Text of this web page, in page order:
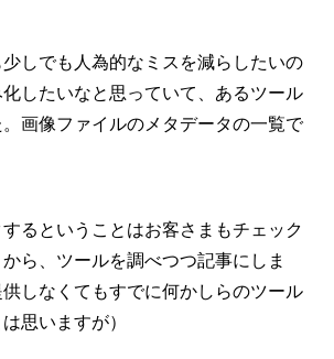
しでも人為的なミスを減らしたいの
したいなと思っていて、あるツール
画像ファイルのメタデータの一覧で
るということはお客さまもチェック
ら、ツールを調べつつ記事にしま
しなくてもすでに何かしらのツール
思いますが）